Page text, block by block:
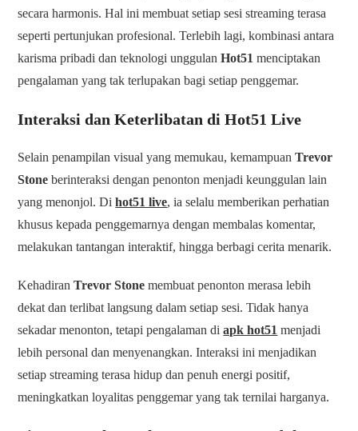
secara harmonis. Hal ini membuat setiap sesi streaming terasa
seperti pertunjukan profesional. Terlebih lagi, kombinasi antara
karisma pribadi dan teknologi unggulanHot51 menciptakan
pengalaman yang tak terlupakan bagi setiap penggemar.
Interaksi dan Keterlibatan diHot51 Live
Selain penampilan visual yang memukau, kemampuanTrevor
Stone berinteraksi dengan penonton menjadi keunggulan lain
yang menonjol. Dihot51 live, ia selalu memberikan perhatian
khusus kepada penggemarnya dengan membalas komentar,
melakukan tantangan interaktif, hingga berbagi cerita menarik.
KehadiranTrevor Stone membuat penonton merasa lebih
dekat dan terlibat langsung dalam setiap sesi. Tidak hanya
sekadar menonton, tetapi pengalaman diapk hot51 menjadi
lebih personal dan menyenangkan. Interaksi ini menjadikan
setiap streaming terasa hidup dan penuh energi positif,
meningkatkan loyalitas penggemar yang tak ternilai harganya.